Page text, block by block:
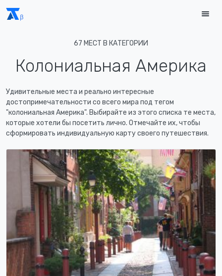
67 МЕСТ В КАТЕГОРИИ
Колониальная Америка
Удивительные места и реально интересные
достопримечательности со всего мира под тегом
"колониальная Америка". Выбирайте из этого списка те места,
которые хотели бы посетить лично. Отмечайте их, чтобы
сформировать индивидуальную карту своего путешествия.